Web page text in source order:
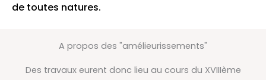
de toutes natures.
A propos des "amélieurissements"
Des travaux eurent donc lieu au cours du XVIIIème